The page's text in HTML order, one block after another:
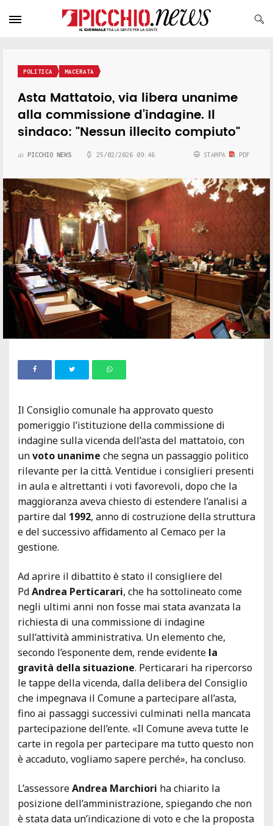
POLITICA MACERATA
Asta Mattatoio, via libera unanime
alla commissione d’indagine. Il
sindaco: "Nessun illecito compiuto"
di PICCHIO NEWS 25/02/2026 09:46 STAMPA PDF
Il Consiglio comunale ha approvato questo
pomeriggio l’istituzione della commissione di
indagine sulla vicenda dell’asta del mattatoio, con
unvoto unanime che segna un passaggio politico
rilevante per la città. Ventidue i consiglieri presenti
in aula e altrettanti i voti favorevoli, dopo che la
maggioranza aveva chiesto di estendere l’analisi a
partire dal 1992, anno di costruzione della struttura
e del successivo affidamento al Cemaco per la
gestione.
Ad aprire il dibattito è stato il consigliere del
PdAndrea Perticarari, che ha sottolineato come
negli ultimi anni non fosse mai stata avanzata la
richiesta di una commissione di indagine
sull’attività amministrativa. Un elemento che,
secondo l’esponente dem, rende evidente la
gravità della situazione. Perticarari ha ripercorso
le tappe della vicenda, dalla delibera del Consiglio
che impegnava il Comune a partecipare all’asta,
fino ai passaggi successivi culminati nella mancata
partecipazione dell’ente. «Il Comune aveva tutte le
carte in regola per partecipare ma tutto questo non
è accaduto, vogliamo sapere perché», ha concluso.
L’assessoreAndrea Marchiori ha chiarito la
posizione dell’amministrazione, spiegando che non
è stata data un’indicazione di voto e che la proposta